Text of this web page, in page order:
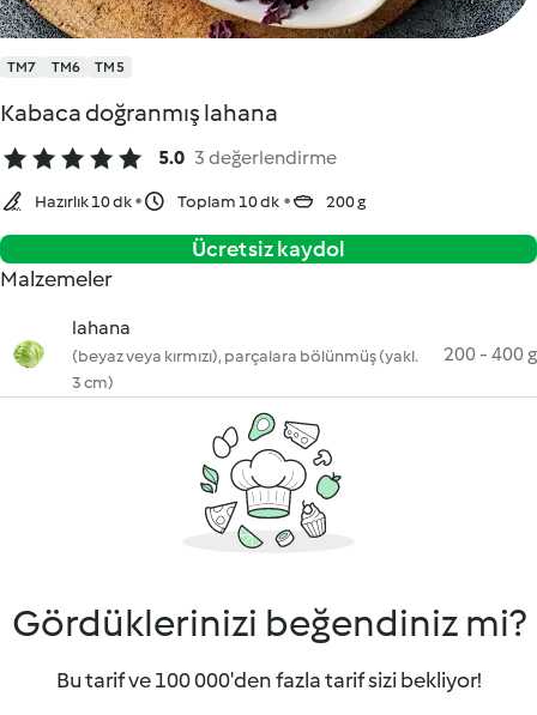
TM7 TM6 TM5
Kabaca doğranmış lahana
5.0 3 değerlendirme
Hazırlık 10 dk Toplam 10 dk 200 g
Ücretsiz kaydol
Malzemeler
lahana
(beyaz veya kırmızı), parçalara bölünmüş (yakl.
3 cm)
200 - 400 g
Gördüklerinizi beğendiniz mi?
Bu tarif ve 100 000'den fazla tarif sizi bekliyor!